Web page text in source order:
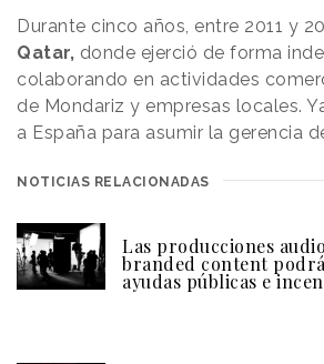
Durante cinco años, entre 2011 y
Qatar, donde ejerció de forma
colaborando en actividades
de Mondariz y empresas locales.
a España para asumir la gerencia
NOTICIAS RELACIONADAS
Las producciones
branded content
ayudas públicas e